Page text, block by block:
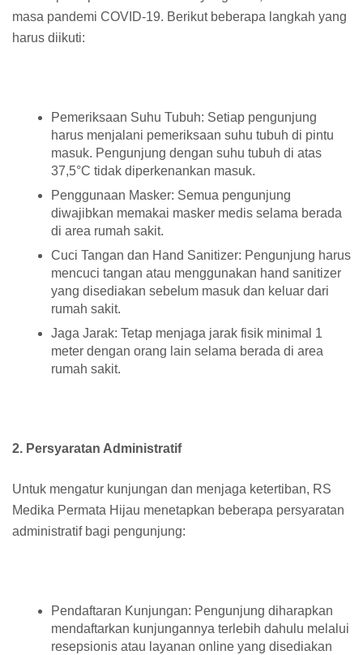
masa pandemi COVID-19. Berikut beberapa langkah yang
harus diikuti:
Pemeriksaan Suhu Tubuh: Setiap pengunjung
harus menjalani pemeriksaan suhu tubuh di pintu
masuk. Pengunjung dengan suhu tubuh di atas
37,5°C tidak diperkenankan masuk.
Penggunaan Masker: Semua pengunjung
diwajibkan memakai masker medis selama berada
di area rumah sakit.
Cuci Tangan dan Hand Sanitizer: Pengunjung harus
mencuci tangan atau menggunakan hand sanitizer
yang disediakan sebelum masuk dan keluar dari
rumah sakit.
Jaga Jarak: Tetap menjaga jarak fisik minimal 1
meter dengan orang lain selama berada di area
rumah sakit.
2. Persyaratan Administratif
Untuk mengatur kunjungan dan menjaga ketertiban, RS
Medika Permata Hijau menetapkan beberapa persyaratan
administratif bagi pengunjung:
Pendaftaran Kunjungan: Pengunjung diharapkan
mendaftarkan kunjungannya terlebih dahulu melalui
resepsionis atau layanan online yang disediakan